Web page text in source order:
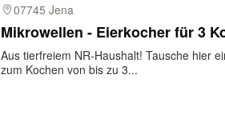
07745 Jena
Mikrowellen - Eierkocher für 3
Aus tierfreiem NR-Haushalt! Tausche hier
zum Kochen von bis zu 3...